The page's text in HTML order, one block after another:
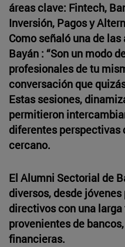
áreas clave: Fintech,
Inversión, Pagos y
Como señaló una de
Bayán : “Son un modo
profesionales de tu
conversación que
Estas sesiones,
permitieron
diferentes perspectivas
cercano.
El Alumni Sectorial de
diversos, desde
directivos con una
provenientes de
financieras.